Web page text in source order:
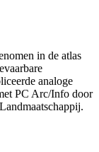
in de atlas
analoge
PC Arc/Info door